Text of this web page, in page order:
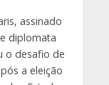
assinado
diplomata
o desafio de
a eleição